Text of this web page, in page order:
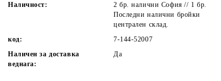
Наличност:
2 бр. налични София // 1 бр.
Последни налични бройки
централен склад.
код:
7-144-52007
Наличен за доставка
веднага:
Да